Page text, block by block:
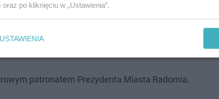
Radomiu zaprezentuje spektakl oparty na
się plenerowy spektakl „Więzi” w wykonaniu
międzyludzkich, ich budowaniu, niszczeniu i
patronatem Prezydenta Miasta Radomia.
oraz po kliknięciu w „Ustawienia”.
USTAWIENIA